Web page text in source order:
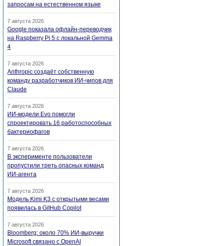
запросам на естественном языке
7 августа 2026
Google показала офлайн-переводчик
на Raspberry Pi 5 с локальной Gemma
4
7 августа 2026
Anthropic создаёт собственную
команду разработчиков ИИ-чипов для
Claude
7 августа 2026
ИИ-модели Evo помогли
спроектировать 16 работоспособных
бактериофагов
7 августа 2026
В эксперименте пользователи
пропустили треть опасных команд
ИИ-агента
7 августа 2026
Модель Kimi K3 с открытыми весами
появилась в GitHub Copilot
7 августа 2026
Bloomberg: около 70% ИИ-выручки
Microsoft связано с OpenAI